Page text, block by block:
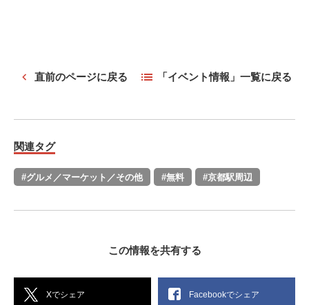
直前のページに戻る 「イベント情報」一覧に戻る
関連タグ
#グルメ／マーケット／その他 #無料 #京都駅周辺
この情報を共有する
Xでシェア Facebookでシェア